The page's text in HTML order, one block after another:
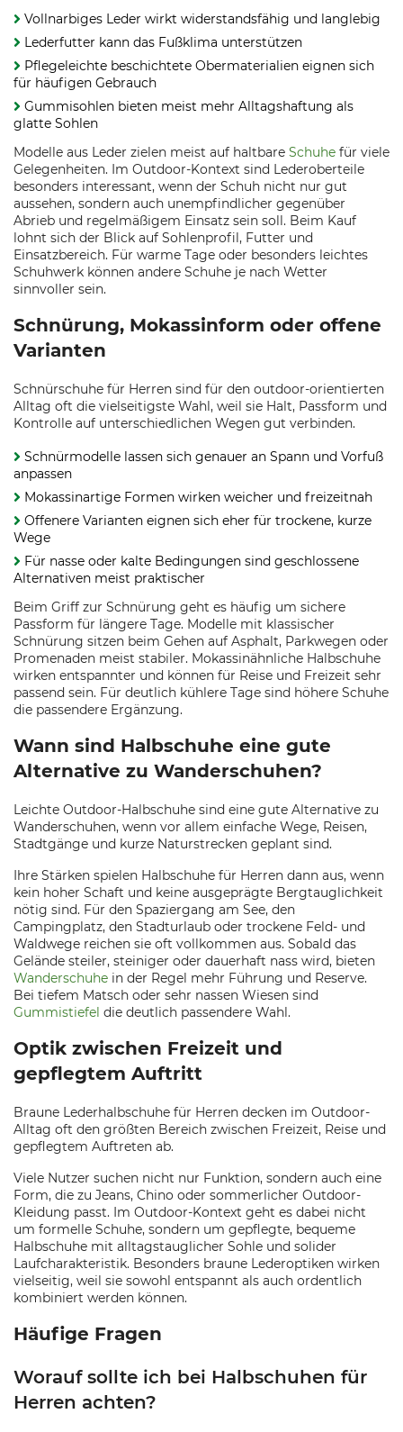
Vollnarbiges Leder wirkt widerstandsfähig und langlebig
Lederfutter kann das Fußklima unterstützen
Pflegeleichte beschichtete Obermaterialien eignen sich
für häufigen Gebrauch
Gummisohlen bieten meist mehr Alltagshaftung als
glatte Sohlen
Modelle aus Leder zielen meist auf haltbare Schuhe für viele
Gelegenheiten. Im Outdoor-Kontext sind Lederoberteile
besonders interessant, wenn der Schuh nicht nur gut
aussehen, sondern auch unempfindlicher gegenüber
Abrieb und regelmäßigem Einsatz sein soll. Beim Kauf
lohnt sich der Blick auf Sohlenprofil, Futter und
Einsatzbereich. Für warme Tage oder besonders leichtes
Schuhwerk können andere Schuhe je nach Wetter
sinnvoller sein.
Schnürung, Mokassinform oder offene
Varianten
Schnürschuhe für Herren sind für den outdoor-orientierten
Alltag oft die vielseitigste Wahl, weil sie Halt, Passform und
Kontrolle auf unterschiedlichen Wegen gut verbinden.
Schnürmodelle lassen sich genauer an Spann und Vorfuß
anpassen
Mokassinartige Formen wirken weicher und freizeitnah
Offenere Varianten eignen sich eher für trockene, kurze
Wege
Für nasse oder kalte Bedingungen sind geschlossene
Alternativen meist praktischer
Beim Griff zur Schnürung geht es häufig um sichere
Passform für längere Tage. Modelle mit klassischer
Schnürung sitzen beim Gehen auf Asphalt, Parkwegen oder
Promenaden meist stabiler. Mokassinähnliche Halbschuhe
wirken entspannter und können für Reise und Freizeit sehr
passend sein. Für deutlich kühlere Tage sind höhere Schuhe
die passendere Ergänzung.
Wann sind Halbschuhe eine gute
Alternative zu Wanderschuhen?
Leichte Outdoor-Halbschuhe sind eine gute Alternative zu
Wanderschuhen, wenn vor allem einfache Wege, Reisen,
Stadtgänge und kurze Naturstrecken geplant sind.
Ihre Stärken spielen Halbschuhe für Herren dann aus, wenn
kein hoher Schaft und keine ausgeprägte Bergtauglichkeit
nötig sind. Für den Spaziergang am See, den
Campingplatz, den Stadturlaub oder trockene Feld- und
Waldwege reichen sie oft vollkommen aus. Sobald das
Gelände steiler, steiniger oder dauerhaft nass wird, bieten
Wanderschuhe in der Regel mehr Führung und Reserve.
Bei tiefem Matsch oder sehr nassen Wiesen sind
Gummistiefel die deutlich passendere Wahl.
Optik zwischen Freizeit und
gepflegtem Auftritt
Braune Lederhalbschuhe für Herren decken im Outdoor-
Alltag oft den größten Bereich zwischen Freizeit, Reise und
gepflegtem Auftreten ab.
Viele Nutzer suchen nicht nur Funktion, sondern auch eine
Form, die zu Jeans, Chino oder sommerlicher Outdoor-
Kleidung passt. Im Outdoor-Kontext geht es dabei nicht
um formelle Schuhe, sondern um gepflegte, bequeme
Halbschuhe mit alltagstauglicher Sohle und solider
Laufcharakteristik. Besonders braune Lederoptiken wirken
vielseitig, weil sie sowohl entspannt als auch ordentlich
kombiniert werden können.
Häufige Fragen
Worauf sollte ich bei Halbschuhen für
Herren achten?